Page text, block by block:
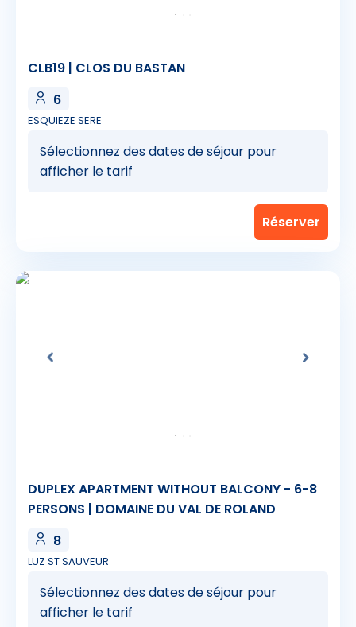
CLB19 | CLOS DU BASTAN
6
ESQUIEZE SERE
Sélectionnez des dates de séjour pour
afficher le tarif
DUPLEX APARTMENT WITHOUT BALCONY - 6-8
PERSONS | DOMAINE DU VAL DE ROLAND
8
LUZ ST SAUVEUR
Sélectionnez des dates de séjour pour
afficher le tarif